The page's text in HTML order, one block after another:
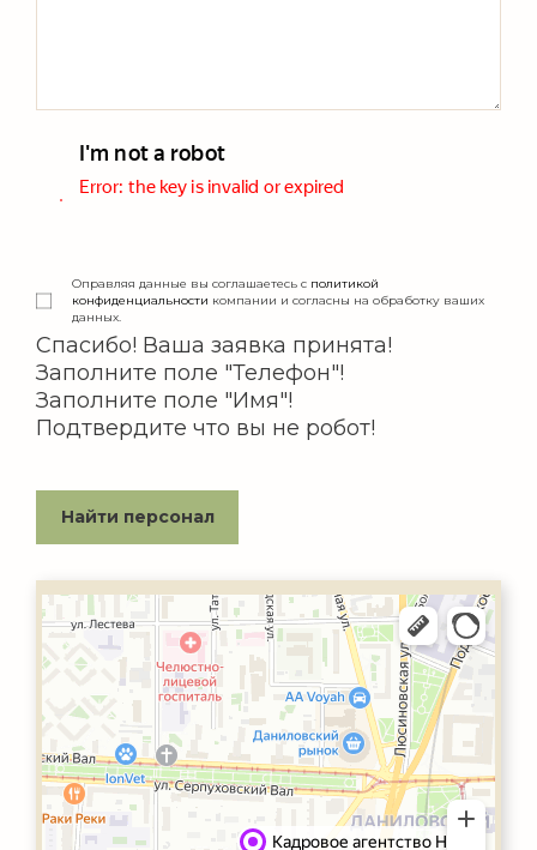
Оправляя данные вы соглашаетесь с политикой
конфиденциальности компании и согласны на обработку ваших
данных.
Спасибо! Ваша заявка принята!
Заполните поле "Телефон"!
Заполните поле "Имя"!
Подтвердите что вы не робот!